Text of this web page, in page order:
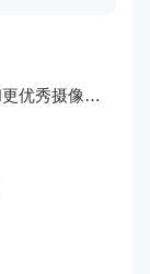
Sony Xperia 3将推出更高品质音频和更优秀摄像技术